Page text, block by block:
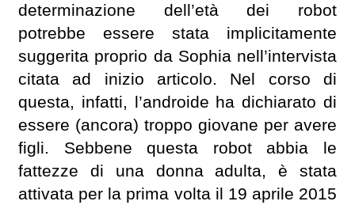
determinazione dell’età dei robot
potrebbe essere stata implicitamente
suggerita proprio da Sophia nell’intervista
citata ad inizio articolo. Nel corso di
questa, infatti, l’androide ha dichiarato di
essere (ancora) troppo giovane per avere
figli. Sebbene questa robot abbia le
fattezze di una donna adulta, è stata
attivata per la prima volta il 19 aprile 2015